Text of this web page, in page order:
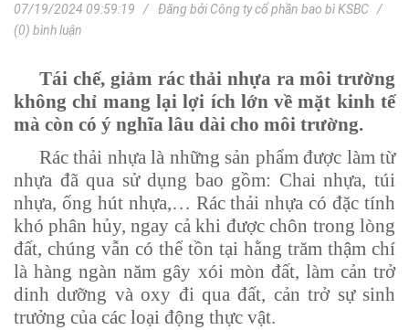
07/19/2024 09:59:19 Đăng bởi Công ty cổ phần bao bì KSBC
(0) bình luận
Tái chế, giảm rác thải nhựa ra môi trường
không chỉ mang lại lợi ích lớn về mặt kinh tế
mà còn có ý nghĩa lâu dài cho môi trường.
Rác thải nhựa là những sản phẩm được làm từ
nhựa đã qua sử dụng bao gồm: Chai nhựa, túi
nhựa, ống hút nhựa,… Rác thải nhựa có đặc tính
khó phân hủy, ngay cả khi được chôn trong lòng
đất, chúng vẫn có thể tồn tại hằng trăm thậm chí
là hàng ngàn năm gây xói mòn đất, làm cản trở
dinh dưỡng và oxy đi qua đất, cản trở sự sinh
trưởng của các loại động thực vật.